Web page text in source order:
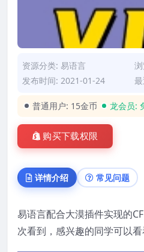
资源分类: 易语言
发布时间: 2021-01-24
普通用户: 15金币 龙会员:
购买下载权限
详情介绍 常见问题
易语言配合大漠插件实现的
次看到，感兴趣的同学可以看